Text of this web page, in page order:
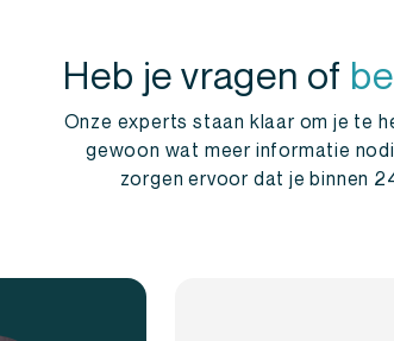
Heb je vragen of
Onze experts staan klaar om je te
gewoon wat meer informatie
zorgen ervoor dat je binnen